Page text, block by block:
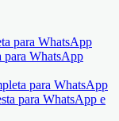
para WhatsApp
para WhatsApp
para WhatsApp
para WhatsApp e